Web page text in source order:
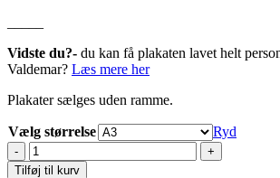
Vidste du?- du kan få plakaten lavet helt
Valdemar? Læs mere her
Plakater sælges uden ramme.
Vælg størrelse
Ryd
Valdemar
antal
Tilføj til kurv